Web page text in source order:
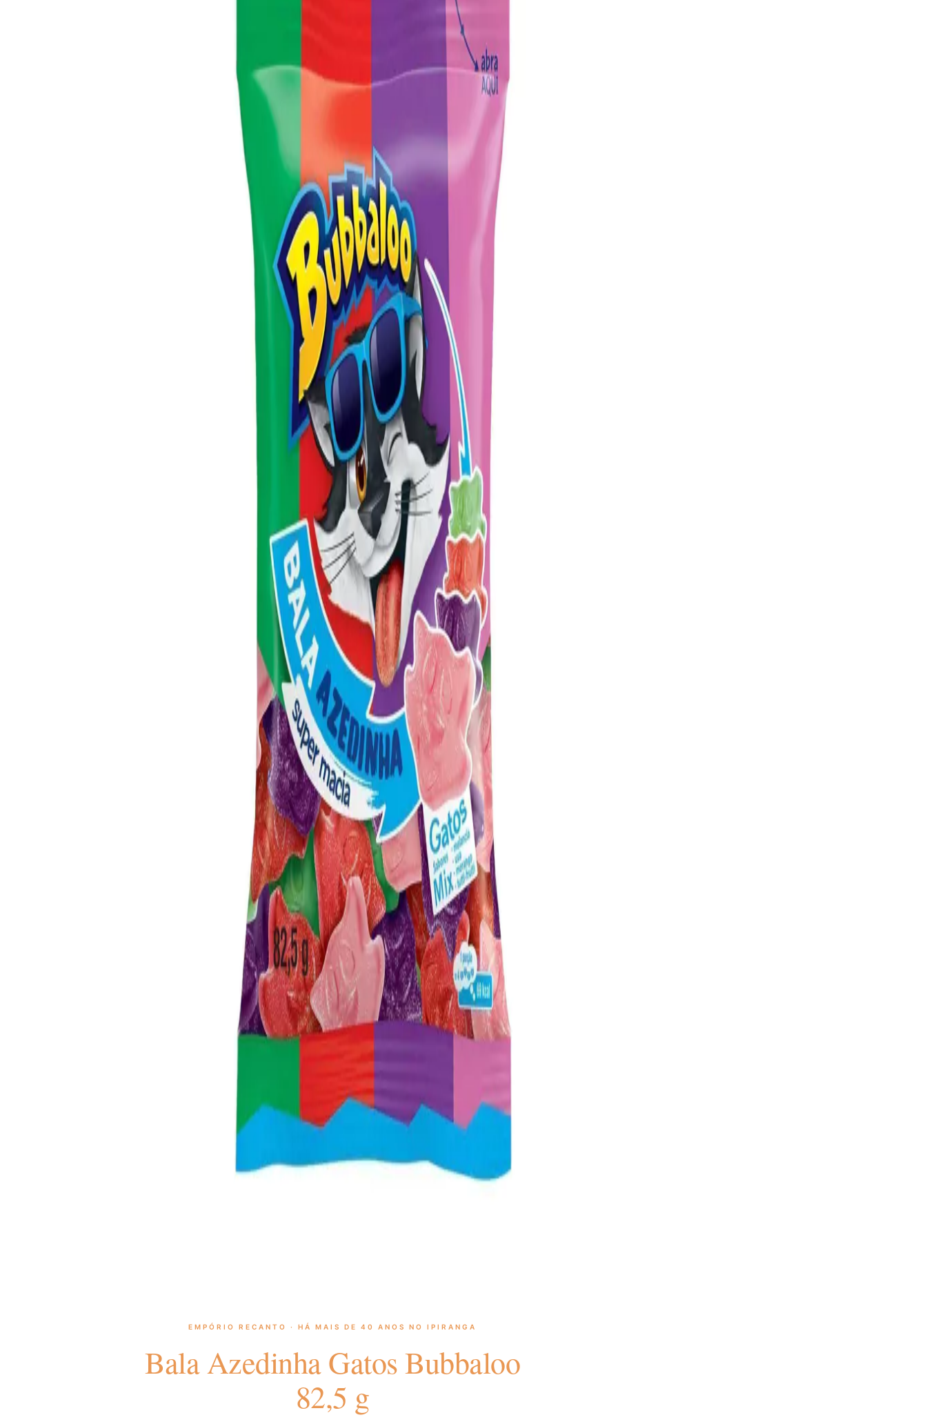
EMPÓRIO RECANTO · HÁ MAIS DE 40 ANOS NO IPIRANGA
Bala Azedinha Gatos Bubbaloo
82,5 g